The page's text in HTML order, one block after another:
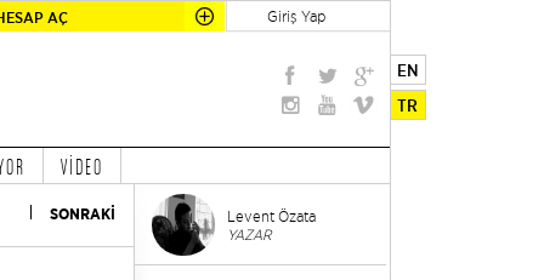
AÇ Giriş Yap
EN
TR
VİDEO
SONRAKİ Levent Özata
YAZAR